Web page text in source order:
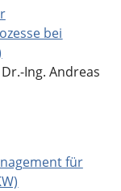
bei
Ing. Andreas
für